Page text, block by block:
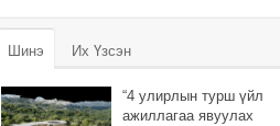
Шинэ Их Үзсэн
“4 улирлын турш үйл
ажиллагаа явуулах